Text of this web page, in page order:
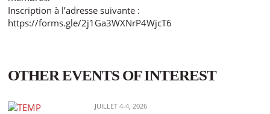
Inscription à l’adresse suivante :
https://forms.gle/2j1Ga3WXNrP4WjcT6
OTHER EVENTS OF INTEREST
JUILLET 4-4, 2026